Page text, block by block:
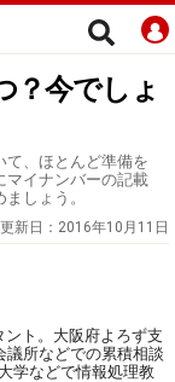
？今でしょ
て、ほとんど準備を
マイナンバーの記載
しょう。
更新日： 2016年10月11日
ト。大阪府よろず支
議所などでの累積相談
学などで情報処理教